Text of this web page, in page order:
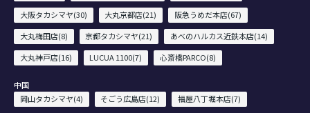
大阪タカシマヤ(30)
大丸京都店(21)
阪急うめだ本店(67)
大丸梅田店(8)
京都タカシマヤ(21)
あべのハルカス近鉄本店(14)
大丸神戸店(16)
LUCUA 1100(7) 心斎橋PARCO(8)
中国
岡山タカシマヤ(4)
そごう広島店(12)
福屋八丁堀本店(7)